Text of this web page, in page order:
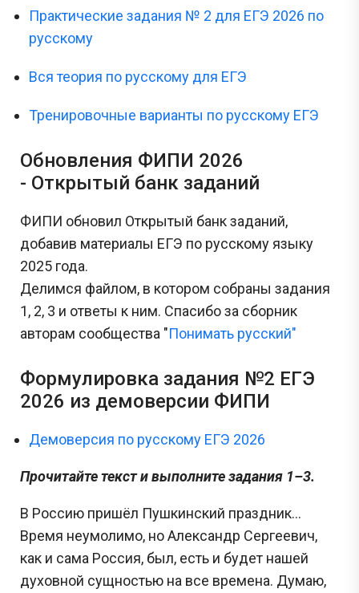
Практические задания № 2 для ЕГЭ 2026 по
русскому
Вся теория по русскому для ЕГЭ
Тренировочные варианты по русскому ЕГЭ
Обновления ФИПИ 2026
- Открытый банк заданий
ФИПИ обновил Открытый банк заданий,
добавив материалы ЕГЭ по русскому языку
2025 года.
Делимся файлом, в котором собраны задания
1, 2, 3 и ответы к ним. Спасибо за сборник
авторам сообщества "Понимать русский"
Формулировка задания №2 ЕГЭ
2026 из демоверсии ФИПИ
Демоверсия по русскому ЕГЭ 2026
Прочитайте текст и выполните задания 1–3.
В Россию пришёл Пушкинский праздник...
Время неумолимо, но Александр Сергеевич,
как и сама Россия, был, есть и будет нашей
духовной сущностью на все времена. Думаю,